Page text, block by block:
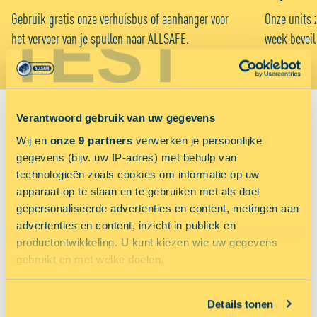
TEST
Verantwoord gebruik van uw gegevens
Wij en onze 9 partners verwerken je persoonlijke
gegevens (bijv. uw IP-adres) met behulp van
technologieën zoals cookies om informatie op uw
apparaat op te slaan en te gebruiken met als doel
gepersonaliseerde advertenties en content, metingen aan
advertenties en content, inzicht in publiek en
productontwikkeling. U kunt kiezen wie uw gegevens
gebruikt en met welke doelen.
Details tonen
Gebruik gratis onze verhuisbus of aanhanger voor
het vervoer van je spullen naar ALLSAFE.
Onze units
week
VIND JOUW VESTIGING:
Sorteer op
Voordeligst
Afstand in km